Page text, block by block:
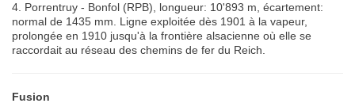
4. Porrentruy - Bonfol (RPB), longueur: 10'893 m, écartement:
normal de 1435 mm. Ligne exploitée dès 1901 à la vapeur,
prolongée en 1910 jusqu'à la frontière alsacienne où elle se
raccordait au réseau des chemins de fer du Reich.
Fusion